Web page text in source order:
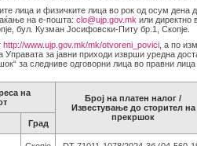
лица и физичките лица во рок од осум дена
на е-пошта: clo@ujp.gov.mk или директно
бул. Кузман Јосифовски-Питу бр.1, Скопје.
http://www.ujp.gov.mk/mk/otvoreni_povici , а по
Управата за јавни приходи изврши уредна
за следниве одговорни лица во правни
на
Број на платен налог /
Известување до сторител на
прекршок
Град